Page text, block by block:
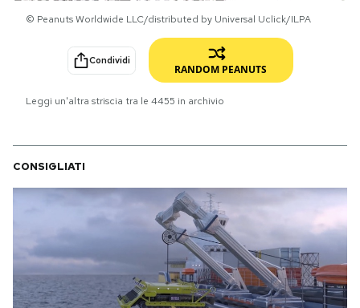
NEWSLETTER
I MIEI PREFERITI
SHOP
AREA PERSONALE
© Peanuts Worldwide LLC/distributed by Universal Uclick/ILPA
Condividi
RANDOM PEANUTS
Leggi un'altra striscia tra le 4455 in archivio
CONSIGLIATI